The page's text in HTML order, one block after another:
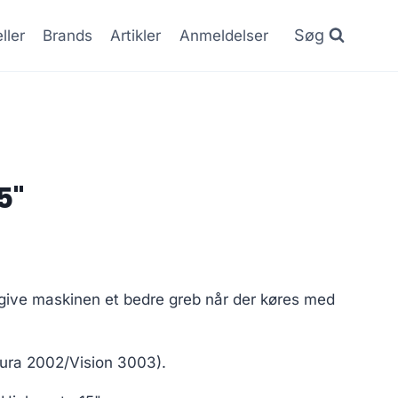
Brands Artikler Anmeldelser Søg
maskinen et bedre greb når der køres med
2002/Vision 3003).